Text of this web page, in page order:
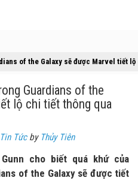
of the Galaxy sẽ được Marvel tiết
Guardians of the
lộ chi tiết thông qua
Tin Tứcby Thủy Tiên
cho biết quá khứ của
of the Galaxy sẽ được tiết